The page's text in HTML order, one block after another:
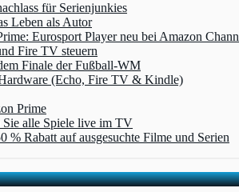
für Serienjunkies
Leben als Autor
Eurosport Player neu bei Amazon
Fire TV steuern
Finale der Fußball-WM
(Echo, Fire TV & Kindle)
Prime
Sie alle Spiele live im TV
Rabatt auf ausgesuchte Filme und Serien